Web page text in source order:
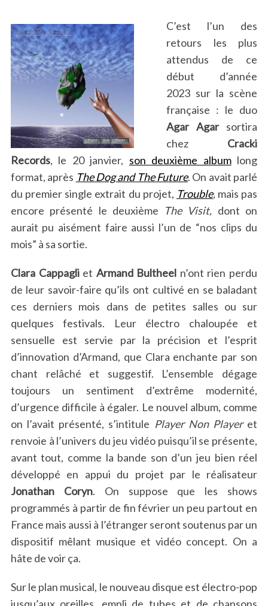
C’est l’un des
retours les plus
attendus de ce
début d’année
2023 sur la scène
française : le duo
Agar Agarsortira
chez Cracki
Records, le 20 janvier, son deuxième albumlong
format, après The Dog and The Future. On avait parlé
du premier single extrait du projet, Trouble,mais pas
encore présenté le deuxième The Visit, dont on
aurait pu aisément faire aussi l’un de “nos clips du
mois” à sa sortie.
Clara Cappagli et Armand Bultheel n’ont rien perdu
de leur savoir-faire qu’ils ont cultivé en se baladant
ces derniers mois dans de petites salles ou sur
quelques festivals. Leur électro chaloupée et
sensuelle est servie par la précision et l’esprit
d’innovation d’Armand, que Clara enchante par son
chant relâché et suggestif. L’ensemble dégage
toujours un sentiment d’extrême modernité,
d’urgence difficile à égaler. Le nouvel album, comme
on l’avait présenté, s’intitule Player Non Playeret
renvoie à l’univers du jeu vidéo puisqu’il se présente,
avant tout, comme la bande son d’un jeu bien réel
développé en appui du projet par le réalisateur
Jonathan Coryn. On suppose que les shows
programmés à partir de fin février un peu partout en
France mais aussi à l’étranger seront soutenus par un
dispositif mêlant musique et vidéo concept. On a
hâte de voir ça.
Sur le plan musical, le nouveau disque est électro-pop